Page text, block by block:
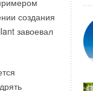
создания
завоевал
ЖКХ
текущей
Sira
именно